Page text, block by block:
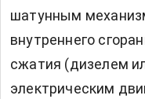
шатунным
внутреннего
сжатия (дизелем
электрическим